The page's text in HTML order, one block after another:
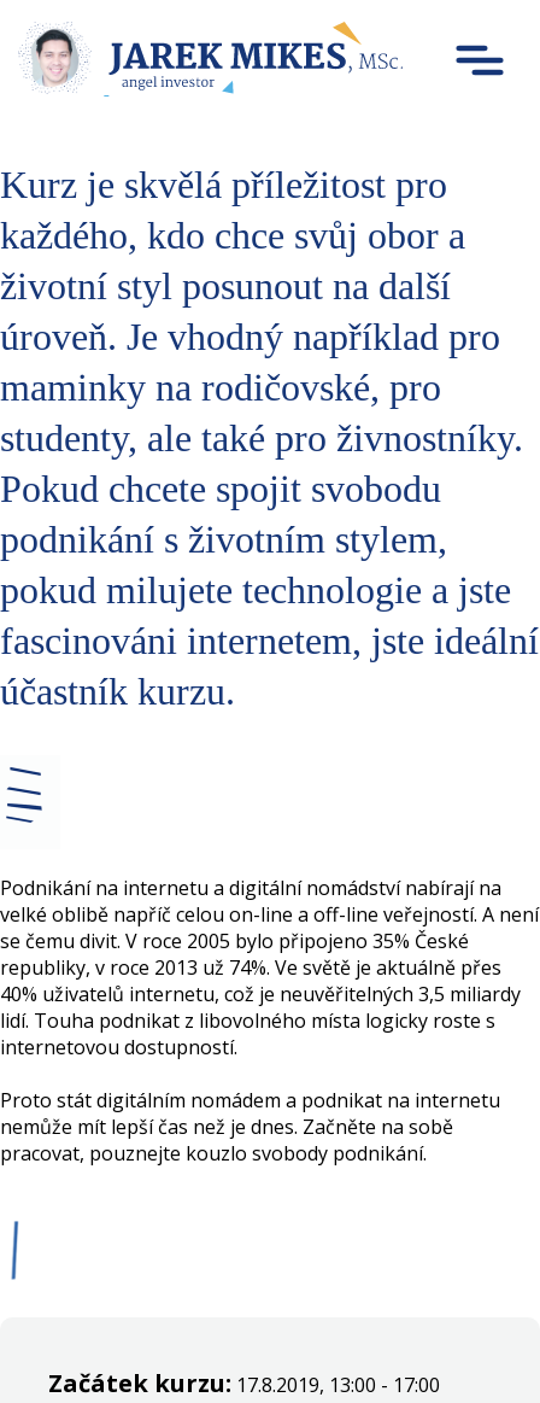
Kurz je skvělá příležitost pro
každého, kdo chce svůj obor a
životní styl posunout na další
úroveň. Je vhodný například pro
maminky na rodičovské, pro
studenty, ale také pro živnostníky.
Pokud chcete spojit svobodu
podnikání s životním stylem,
pokud milujete technologie a jste
fascinováni internetem, jste ideální
účastník kurzu.
Podnikání na internetu a digitální nomádství nabírají na
velké oblibě napříč celou on-line a off-line veřejností. A není
se čemu divit. V roce 2005 bylo připojeno 35% České
republiky, v roce 2013 už 74%. Ve světě je aktuálně přes
40% uživatelů internetu, což je neuvěřitelných 3,5 miliardy
lidí. Touha podnikat z libovolného místa logicky roste s
internetovou dostupností.
Proto stát digitálním nomádem a podnikat na internetu
nemůže mít lepší čas než je dnes. Začněte na sobě
pracovat, pouznejte kouzlo svobody podnikání.
Začátek kurzu: 17.8.2019, 13:00 - 17:00